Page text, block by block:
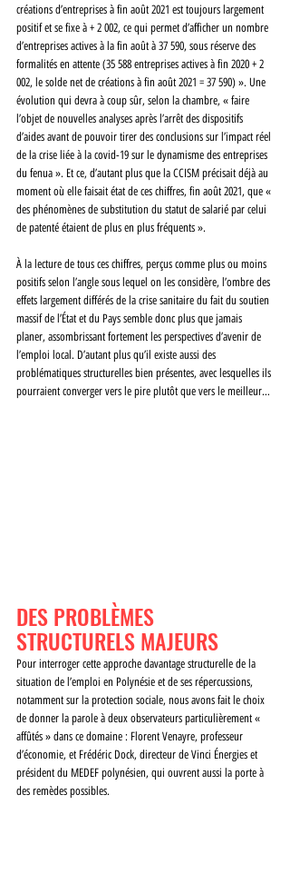
créations d’entreprises à fin août 2021 est toujours largement
positif et se fixe à + 2 002, ce qui permet d’afficher un nombre
d’entreprises actives à la fin août à 37 590, sous réserve des
formalités en attente (35 588 entreprises actives à fin 2020 + 2
002, le solde net de créations à fin août 2021 = 37 590) ». Une
évolution qui devra à coup sûr, selon la chambre, « faire
l’objet de nouvelles analyses après l’arrêt des dispositifs
d’aides avant de pouvoir tirer des conclusions sur l’impact réel
de la crise liée à la covid-19 sur le dynamisme des entreprises
du fenua ». Et ce, d’autant plus que la CCISM précisait déjà au
moment où elle faisait état de ces chiffres, fin août 2021, que «
des phénomènes de substitution du statut de salarié par celui
de patenté étaient de plus en plus fréquents ».
À la lecture de tous ces chiffres, perçus comme plus ou moins
positifs selon l’angle sous lequel on les considère, l’ombre des
effets largement différés de la crise sanitaire du fait du soutien
massif de l’État et du Pays semble donc plus que jamais
planer, assombrissant fortement les perspectives d’avenir de
l’emploi local. D’autant plus qu’il existe aussi des
problématiques structurelles bien présentes, avec lesquelles ils
pourraient converger vers le pire plutôt que vers le meilleur…
DES PROBLÈMES
STRUCTURELS MAJEURS
Pour interroger cette approche davantage structurelle de la
situation de l’emploi en Polynésie et de ses répercussions,
notamment sur la protection sociale, nous avons fait le choix
de donner la parole à deux observateurs particulièrement «
affûtés » dans ce domaine : Florent Venayre, professeur
d’économie, et Frédéric Dock, directeur de Vinci Énergies et
président du MEDEF polynésien, qui ouvrent aussi la porte à
des remèdes possibles.